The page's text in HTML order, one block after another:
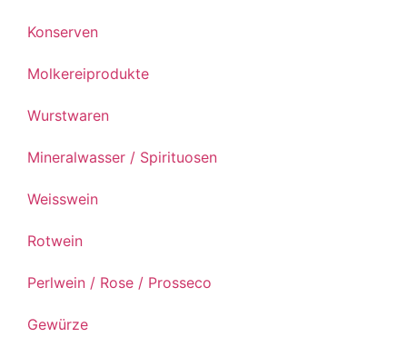
Konserven
Molkereiprodukte
Wurstwaren
Mineralwasser / Spirituosen
Weisswein
Rotwein
Perlwein / Rose / Prosseco
Gewürze